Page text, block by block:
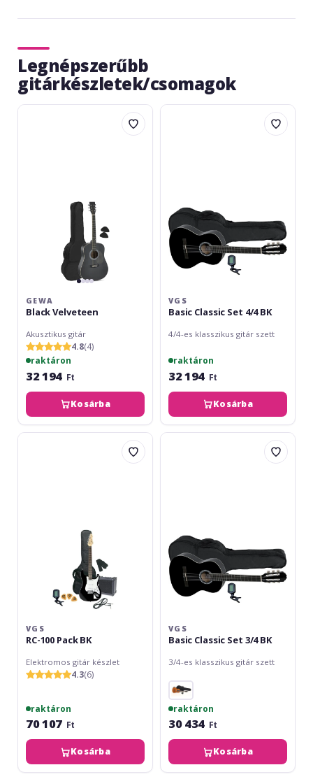
Legnépszerűbb
gitárkészletek/csomagok
Gewa
GEWA
Black Velveteen
Akusztikus gitár
4.8(4)
raktáron
32 194 Ft
Kosárba
VGS
VGS
Basic Classic Set 4/4 BK
4/4-es klasszikus gitár szett
raktáron
32 194 Ft
Kosárba
VGS
VGS
RC-100 Pack BK
Elektromos gitár készlet
4.3(6)
raktáron
70 107 Ft
Kosárba
VGS
VGS
Basic Classic Set 3/4 BK
3/4-es klasszikus gitár szett
raktáron
30 434 Ft
Kosárba